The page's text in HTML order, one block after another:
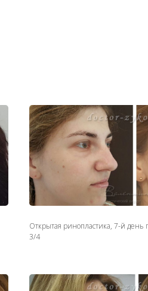
Открытая ринопластика, 7-й день
3/4